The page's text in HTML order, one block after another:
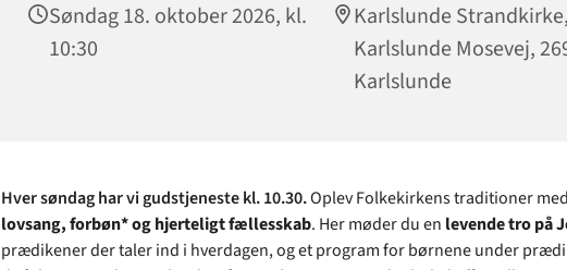
Søndag 18. oktober 2026, kl.
10:30
Karlslunde Strandkirke,
Karlslunde Mosevej,
Karlslunde
Hver søndag har vi gudstjeneste kl. 10.30.Oplev Folkekirkens traditioner med
lovsang, forbøn* og hjerteligt fællesskab. Her møder du en levende tro på
prædikener der taler ind i hverdagen, og et program for børnene under